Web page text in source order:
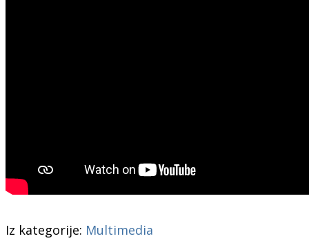
Iz kategorije: Multimedia